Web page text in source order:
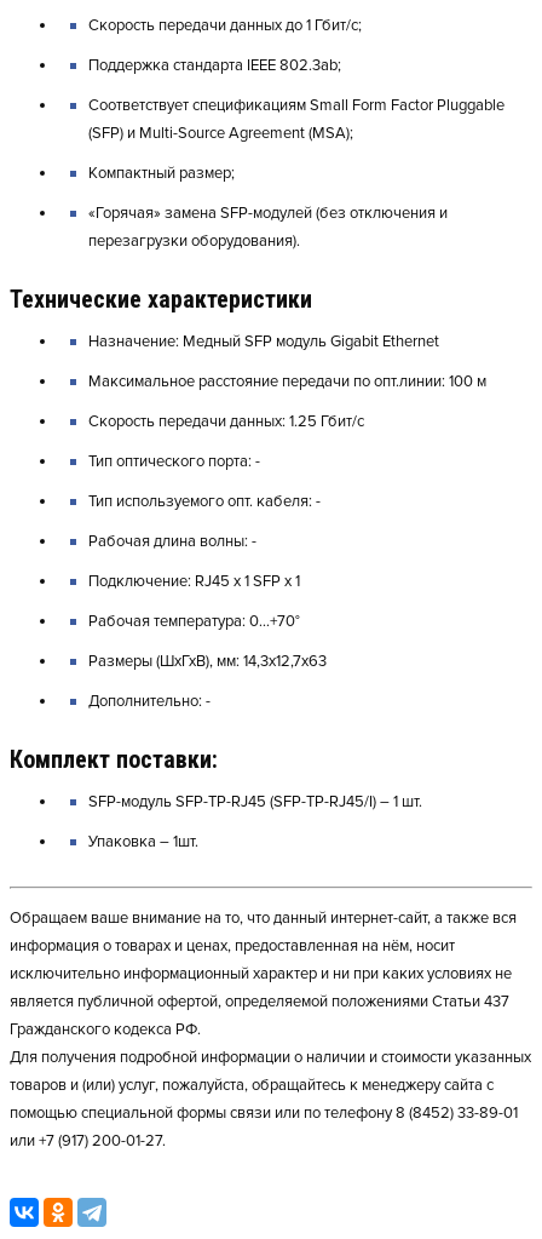
Скорость передачи данных до 1 Гбит/с;
Поддержка стандарта IEEE 802.3ab;
Соответствует спецификациям Small Form Factor Pluggable
(SFP) и Multi-Source Agreement (MSA);
Компактный размер;
«Горячая» замена SFP-модулей (без отключения и
перезагрузки оборудования).
Технические характеристики
Назначение: Медный SFP модуль Gigabit Ethernet
Максимальное расстояние передачи по опт.линии: 100 м
Скорость передачи данных: 1.25 Гбит/с
Тип оптического порта: -
Тип используемого опт. кабеля: -
Рабочая длина волны: -
Подключение: RJ45 x 1 SFP x 1
Рабочая температура: 0…+70°
Размеры (ШхГхВ), мм: 14,3x12,7x63
Дополнительно: -
Комплект поставки:
SFP-модуль SFP-TP-RJ45 (SFP-TP-RJ45/I) – 1 шт.
Упаковка – 1шт.
Обращаем ваше внимание на то, что данный интернет-сайт, а также вся
информация о товарах и ценах, предоставленная на нём, носит
исключительно информационный характер и ни при каких условиях не
является публичной офертой, определяемой положениями Статьи 437
Гражданского кодекса РФ.
Для получения подробной информации о наличии и стоимости указанных
товаров и (или) услуг, пожалуйста, обращайтесь к менеджеру сайта с
помощью специальной формы связи или по телефону 8 (8452) 33-89-01
или +7 (917) 200-01-27.